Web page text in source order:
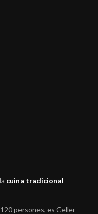
cuina tradicional
persones, es Celler